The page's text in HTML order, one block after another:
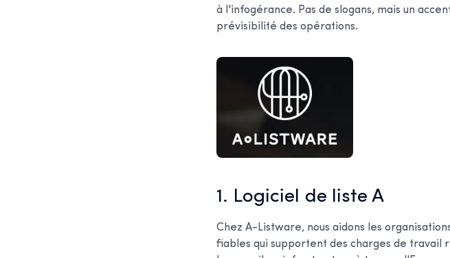
à l'infogérance. Pas de slogans, mais un
prévisibilité des opérations.
1. Logiciel de liste A
Chez A-Listware, nous aidons les
fiables qui supportent des charges de travail